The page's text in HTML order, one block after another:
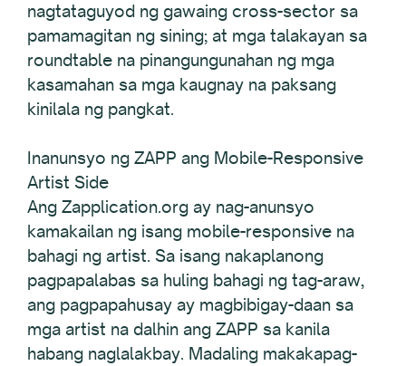
nagtataguyod ng gawaing cross-sector sa
pamamagitan ng sining; at mga talakayan sa
roundtable na pinangungunahan ng mga
kasamahan sa mga kaugnay na paksang
kinilala ng pangkat.
Inanunsyo ng ZAPP ang Mobile-Responsive
Artist Side
Ang Zapplication.org ay nag-anunsyo
kamakailan ng isang mobile-responsive na
bahagi ng artist. Sa isang nakaplanong
pagpapalabas sa huling bahagi ng tag-araw,
ang pagpapahusay ay magbibigay-daan sa
mga artist na dalhin ang ZAPP sa kanila
habang naglalakbay. Madaling makakapag-